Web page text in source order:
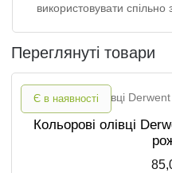
використовувати
Переглянуті товари
Є в наявності
Кольорові олівці